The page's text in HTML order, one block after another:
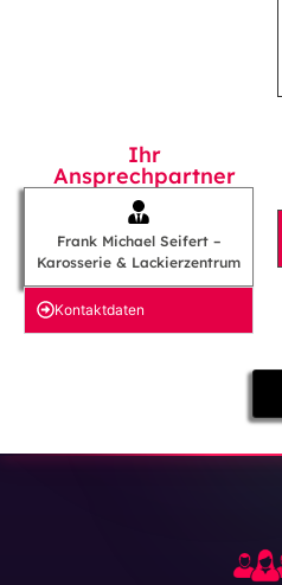
Ihr
Ansprechpartner
Frank Michael Seifert –
Karosserie & Lackierzentrum
Kontakt­daten